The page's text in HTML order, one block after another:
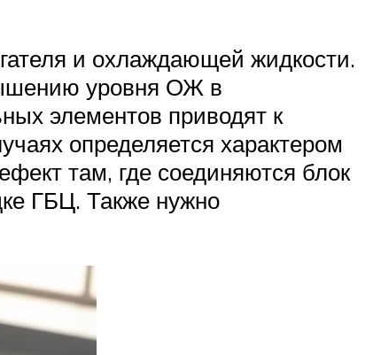
и охлаждающей жидкости.
уровня ОЖ в
элементов приводят к
определяется характером
там, где соединяются блок
ГБЦ. Также нужно